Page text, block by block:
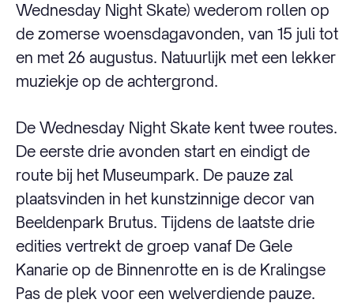
Wednesday Night Skate) wederom rollen op
de zomerse woensdagavonden, van 15 juli tot
en met 26 augustus. Natuurlijk met een lekker
muziekje op de achtergrond.
De Wednesday Night Skate kent twee routes.
De eerste drie avonden start en eindigt de
route bij het Museumpark. De pauze zal
plaatsvinden in het kunstzinnige decor van
Beeldenpark Brutus. Tijdens de laatste drie
edities vertrekt de groep vanaf De Gele
Kanarie op de Binnenrotte en is de Kralingse
Pas de plek voor een welverdiende pauze.